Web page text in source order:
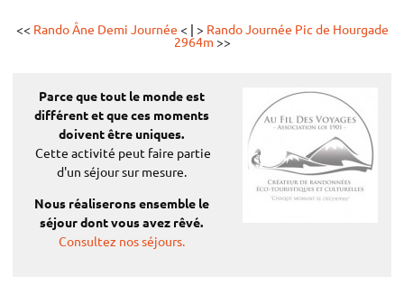
Adulte:40 €
Enfants (-13ans):35€
Tarifs Préférentiels¹:
(par personne)
Adulte:36 €
<< Rando Âne Demi Journée < | > Rando Journée Pic de Hourgade
2964m >>
Parce que tout le monde est
différentet que ces moments
doivent être uniques.
Cette activité peut faire partie
d'un séjour sur mesure.
Nous réaliserons ensemble le
séjour dont vous avez rêvé.
Consultez nos séjours.